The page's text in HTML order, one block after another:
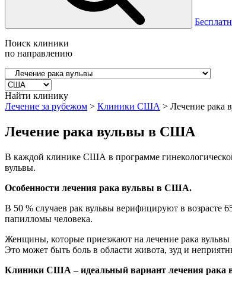
Поиск клиники
по направлению
Найти клинику
Лечение за рубежом > Клиники США > Лечение рака
Лечение рака вульвы в США
В каждой клинике США в программе
вульвы.
Особенности лечения рака вульвы в США.
В 50 % случаев рак вульвы верифицируют в возрасте
папилломы человека.
Женщины, которые приезжают на лечение рака
Это может быть боль в области живота, зуд и
Клиники США – идеальный вариант лечения рака